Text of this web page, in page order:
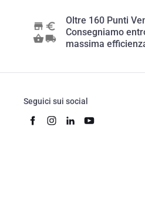
Oltre 160 Punti
Consegniamo
massima
Seguici sui social